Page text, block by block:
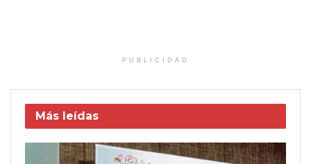
PUBLICIDAD
Más leídas